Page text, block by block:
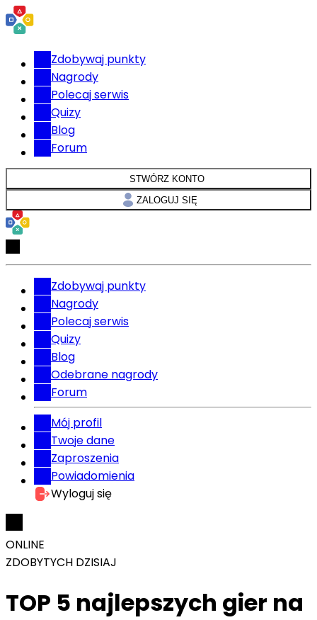
Zdobywaj punkty
Nagrody
Polecaj serwis
Quizy
Blog
Forum
STWÓRZ KONTO
ZALOGUJ SIĘ
Zdobywaj punkty
Nagrody
Polecaj serwis
Quizy
Blog
Odebrane nagrody
Forum
Mój profil
Twoje dane
Zaproszenia
Powiadomienia
Wyloguj się
ONLINE
ZDOBYTYCH DZISIAJ
TOP 5 najlepszych gier na